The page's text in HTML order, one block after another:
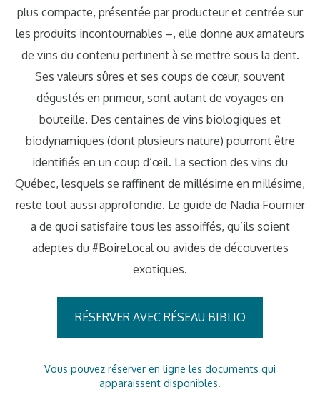
plus compacte, présentée par producteur et centrée sur
les produits incontournables –, elle donne aux amateurs
de vins du contenu pertinent à se mettre sous la dent.
Ses valeurs sûres et ses coups de cœur, souvent
dégustés en primeur, sont autant de voyages en
bouteille. Des centaines de vins biologiques et
biodynamiques (dont plusieurs nature) pourront être
identifiés en un coup d’œil. La section des vins du
Québec, lesquels se raffinent de millésime en millésime,
reste tout aussi approfondie. Le guide de Nadia Fournier
a de quoi satisfaire tous les assoiffés, qu’ils soient
adeptes du #BoireLocal ou avides de découvertes
exotiques.
RÉSERVER AVEC RÉSEAU BIBLIO
Vous pouvez réserver en ligne les documents qui
apparaissent disponibles.